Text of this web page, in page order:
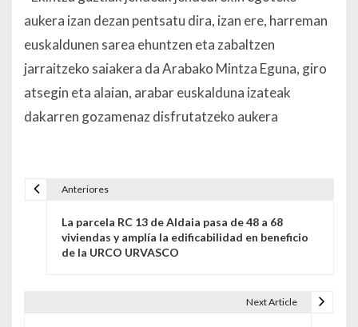
aukera izan dezan pentsatu dira, izan ere, harreman
euskaldunen sarea ehuntzen eta zabaltzen
jarraitzeko saiakera da Arabako Mintza Eguna, giro
atsegin eta alaian, arabar euskalduna izateak
dakarren gozamenaz disfrutatzeko aukera
Anteriores
La parcela RC 13 de Aldaia pasa de 48 a 68
viviendas y amplía la edificabilidad en beneficio
de la URCO URVASCO
Next Article